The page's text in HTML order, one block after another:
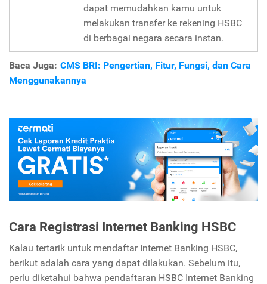
dapat memudahkan kamu untuk
melakukan transfer ke rekening HSBC
di berbagai negara secara instan.
Baca Juga: CMS BRI: Pengertian, Fitur, Fungsi, dan Cara
Menggunakannya
Cara Registrasi Internet Banking HSBC
Kalau tertarik untuk mendaftar Internet Banking HSBC,
berikut adalah cara yang dapat dilakukan. Sebelum itu,
perlu diketahui bahwa pendaftaran HSBC Internet Banking